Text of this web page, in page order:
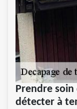
Prendre soin
détecter à